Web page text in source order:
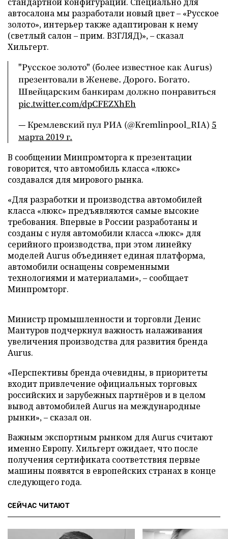
автосалона мы разработали новый цвет – «Русское
золото», интерьер также адаптирован к нему
(светлый салон – прим. ВЗГЛЯД)», – сказал
Хильгерт.
"Русское золото" (более известное как Aurus)
презентовали в Женеве. Дорого. Богато.
Швейцарским банкирам должно понравиться
pic.twitter.com/dpCFEZXhEh
— Кремлевский пул РИА (@Kremlinpool_RIA) 5
марта 2019 г.
В сообщении Минпромторга к презентации
говорится, что автомобиль класса «люкс»
создавался для мирового рынка.
«Для разработки и производства автомобилей
класса «люкс» предъявляются самые высокие
требования. Впервые в России разработаны и
созданы с нуля автомобили класса «люкс» для
серийного производства, при этом линейку
моделей Aurus объединяет единая платформа,
автомобили оснащены современными
технологиями и материалами», – сообщает
Минпромторг.
Министр промышленности и торговли Денис
Мантуров подчеркнул важность налаживания
увеличения производства для развития бренда
Aurus.
«Перспективы бренда очевидны, в приоритеты
входит привлечение официальных торговых
российских и зарубежных партнёров и в целом
вывод автомобилей Aurus на международные
рынки», – сказал он.
Важным экспортным рынком для Aurus считают
именно Европу. Хильгерт ожидает, что после
получения сертификата соответствия первые
машины появятся в европейских странах в конце
следующего года.
СЕЙЧАС ЧИТАЮТ